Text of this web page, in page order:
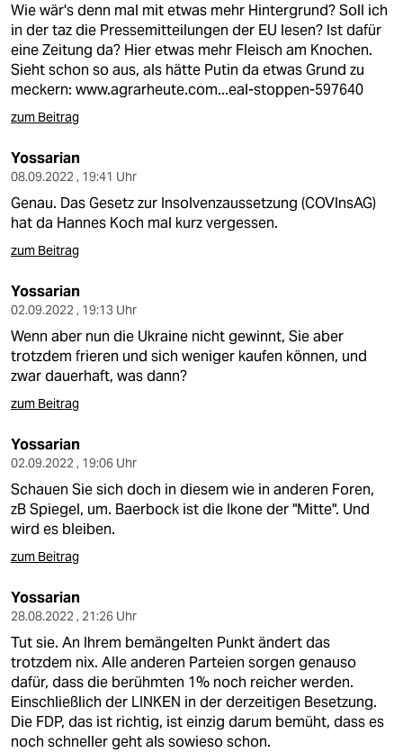
Wie wär's denn mal mit etwas mehr Hintergrund? Soll ich
in der taz die Pressemitteilungen der EU lesen? Ist dafür
eine Zeitung da? Hier etwas mehr Fleisch am Knochen.
Sieht schon so aus, als hätte Putin da etwas Grund zu
meckern: www.agrarheute.com...eal-stoppen-597640
zum Beitrag
Yossarian
08.09.2022 , 19:41 Uhr
Genau. Das Gesetz zur Insolvenzaussetzung (COVInsAG)
hat da Hannes Koch mal kurz vergessen.
zum Beitrag
Yossarian
02.09.2022 , 19:13 Uhr
Wenn aber nun die Ukraine nicht gewinnt, Sie aber
trotzdem frieren und sich weniger kaufen können, und
zwar dauerhaft, was dann?
zum Beitrag
Yossarian
02.09.2022 , 19:06 Uhr
Schauen Sie sich doch in diesem wie in anderen Foren,
zB Spiegel, um. Baerbock ist die Ikone der "Mitte". Und
wird es bleiben.
zum Beitrag
Yossarian
28.08.2022 , 21:26 Uhr
Tut sie. An Ihrem bemängelten Punkt ändert das
trotzdem nix. Alle anderen Parteien sorgen genauso
dafür, dass die berühmten 1% noch reicher werden.
Einschließlich der LINKEN in der derzeitigen Besetzung.
Die FDP, das ist richtig, ist einzig darum bemüht, dass es
noch schneller geht als sowieso schon.